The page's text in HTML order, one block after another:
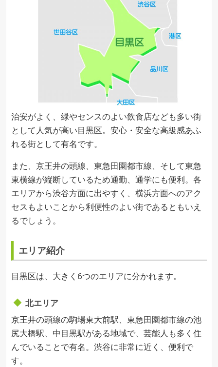
治安がよく、緑やセンスのよい飲食店なども多い街
として人気が高い目黒区。安心・安全な高級感あふ
れる街として有名です。
また、京王井の頭線、東急田園都市線、そして東急
東横線が縦断しているため通勤、通学にも便利。各
エリアから渋谷方面に出やすく、横浜方面へのアク
セスもよいことから利便性のよい街であるともいえ
るでしょう。
エリア紹介
目黒区は、大きく6つのエリアに分かれます。
北エリア
京王井の頭線の駒場東大前駅、東急田園都市線の池
尻大橋駅、中目黒駅がある地域で、芸能人も多く住
んでいることで有名。渋谷に非常に近く、便利で
す。